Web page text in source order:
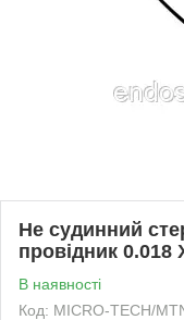
Не судинний
провідник 0.018
В наявності
Код: MICRO-TECН/